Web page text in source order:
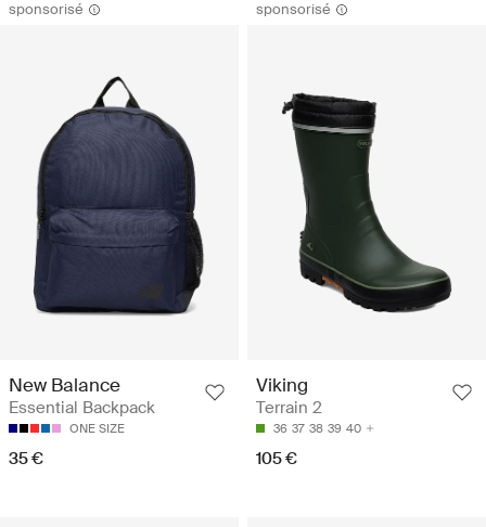
sponsorisé
New Balance
Essential Backpack
ONE SIZE
35 €
sponsorisé
Viking
Terrain 2
36 37 38 39 40
105 €